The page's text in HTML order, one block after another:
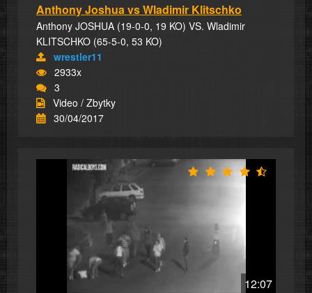
Anthony Joshua vs Wladimir Klitschko
Anthony JOSHUA (19-0-0, 19 KO) VS. Wladimir
KLITSCHKO (65-5-0, 53 KO)
wrestler11
2933x
3
Video / Zbytky
30/04/2017
12:07